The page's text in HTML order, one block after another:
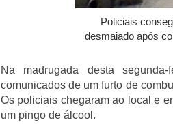
Policiais
desmaiado após
Na madrugada desta
comunicados de um furto de
Os policiais chegaram ao local e
um pingo de álcool.